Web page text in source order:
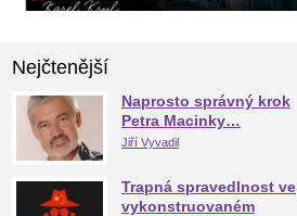
Nejčtenější
Naprosto správný krok
Petra Macinky…
Jiří Vyvadil
Trapná spravedlnost ve
vykonstruovaném